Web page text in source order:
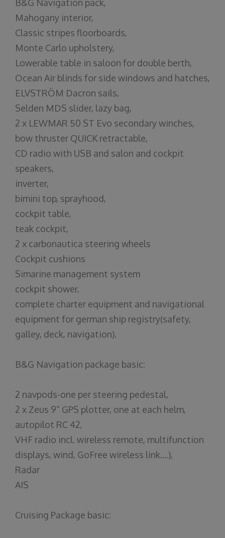
B&G Navigation pack,
Mahogany interior,
Classic stripes floorboards,
Monte Carlo upholstery,
Lowerable table in saloon for double berth,
Ocean Air blinds for side windows and hatches,
ELVSTRÖM Dacron sails,
Selden MDS slider, lazy bag,
2 x LEWMAR 50 ST Evo secondary winches,
bow thruster QUICK retractable,
CD radio with USB and salon and cockpit
speakers,
inverter,
bimini top, sprayhood,
cockpit table,
teak cockpit,
2 x carbonautica steering wheels
Cockpit cushions
Simarine management system
cockpit shower,
complete charter equipment and navigational
equipment for german ship registry(safety,
galley, deck, navigation).
B&G Navigation package basic:
2 navpods-one per steering pedestal,
2 x Zeus 9“ GPS plotter, one at each helm,
autopilot RC 42,
VHF radio incl. wireless remote, multifunction
displays, wind, GoFree wireless link....),
Radar
AIS
Cruising Package basic: